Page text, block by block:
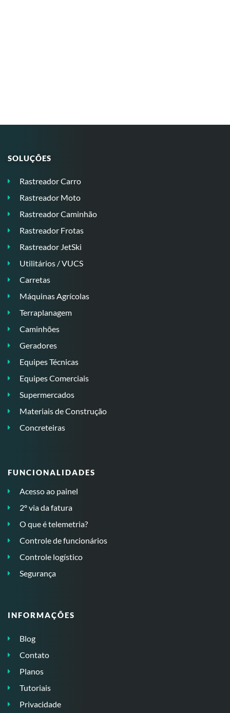
SOLUÇÕES
Rastreador Carro
Rastreador Moto
Rastreador Caminhão
Rastreador Frotas
Rastreador JetSki
Utilitários / VUCS
Carretas
Máquinas Agrícolas
Terraplanagem
Caminhões
Geradores
Equipes Técnicas
Equipes Comerciais
Supermercados
Materiais de Construção
Concreteiras
FUNCIONALIDADES
Acesso ao painel
2º via da fatura
O que é telemetria?
Controle de funcionários
Controle logístico
Segurança
INFORMAÇÕES
Blog
Contato
Planos
Tutoriais
Privacidade